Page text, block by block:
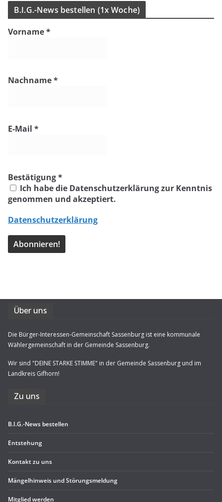
B.I.G.-News bestel­len (1x Woche)
Vorname*
Nachname*
E-Mail *
Bestätigung*
Ich habe die Datenschutzerklärung zur Kenntnis
genommen und akzeptiert.
Datenschutzerklärung
Über uns
Die Bürger-Interessen-Gemeinschaft Sassenburg ist eine kommunale
Wählergemeinschaft in der Gemeinde Sassenburg.
Wir sind "DEINE STARKE STIMME" in der Gemeinde Sassenburg und im
Landkreis Gifhorn!
Zu uns
B.I.G.-News bestel­len
Ent­ste­hung
Kon­takt zu uns
Män­gel­hin­weis und Störungsmeldung
Mit­glied werden